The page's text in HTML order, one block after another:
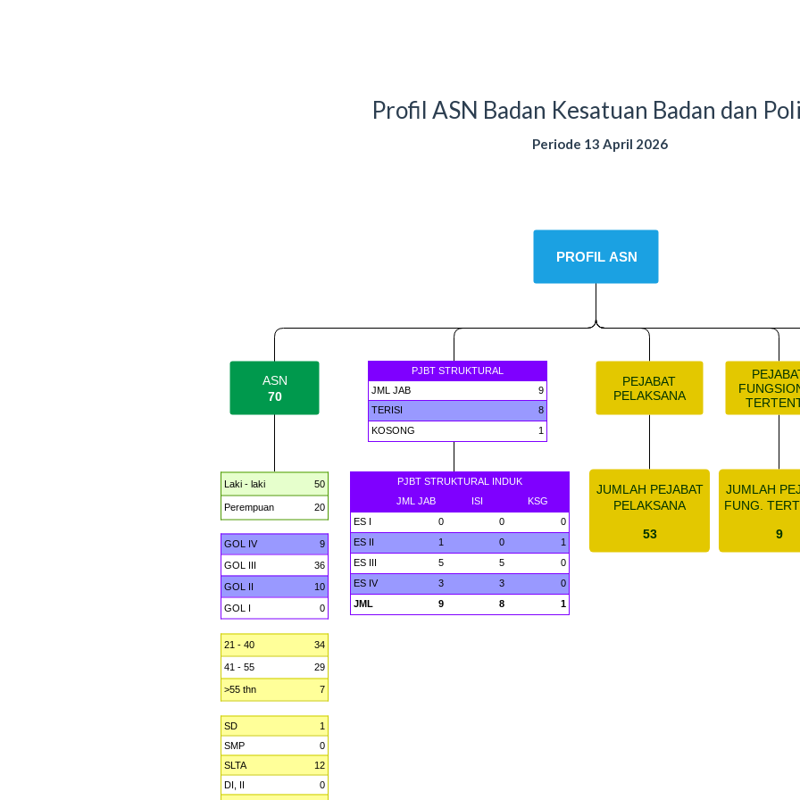
Profil ASN Badan Kesatuan Badan dan
Periode 13 April 2026
PROFIL ASN
ASN
70
PEJABAT
PELAKSANA
PJBT STRUKTURAL
JML JAB
9
TERISI
8
KOSONG
1
PJBT STRUKTURAL INDUK
JML JAB
ISI
KSG
ES I
0 0
0
ES II
1 0
1
ES III
5 5
0
ES IV
3 3
0
JML
9 8 1
JUMLAH PEJABAT
PELAKSANA
53
JUMLAH
FUNG.
9
Laki - laki 50
Perempuan 20
GOL IV
9
GOL III
36
GOL II
10
GOL I
0
21 - 40 34
41 - 55 29
>55 thn 7
SD
1
SMP
0
SLTA
12
DI, II
0